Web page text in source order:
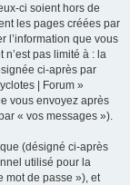
ci soient hors de
les pages créées par
l’information que vous
pas limité à : la
ci-après par
| Forum »
vous envoyez après
« vos messages »).
(désigné ci-après
utilisé pour la
mot de passe »), et